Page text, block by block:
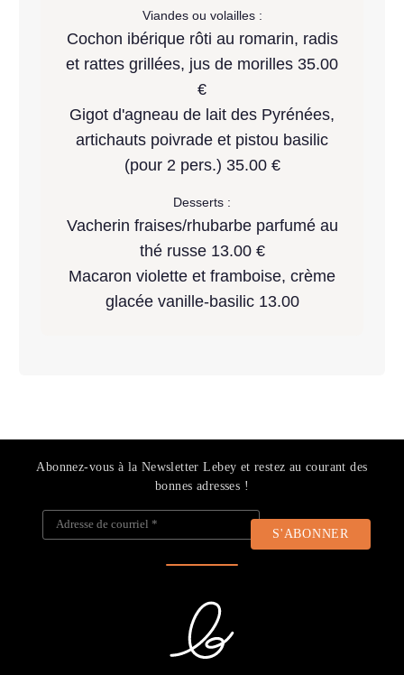
Viandes ou volailles :
Cochon ibérique rôti au romarin, radis
et rattes grillées, jus de morilles 35.00
€
Gigot d'agneau de lait des Pyrénées,
artichauts poivrade et pistou basilic
(pour 2 pers.) 35.00 €
Desserts :
Vacherin fraises/rhubarbe parfumé au
thé russe 13.00 €
Macaron violette et framboise, crème
glacée vanille-basilic 13.00
Abonnez-vous à la Newsletter Lebey et restez au courant des
bonnes adresses !
Adresse de courriel